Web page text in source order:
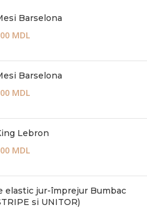
Barselona
MDL
Barselona
MDL
Lebron
MDL
elastic jur-împrejur Bumbac
si UNITOR)